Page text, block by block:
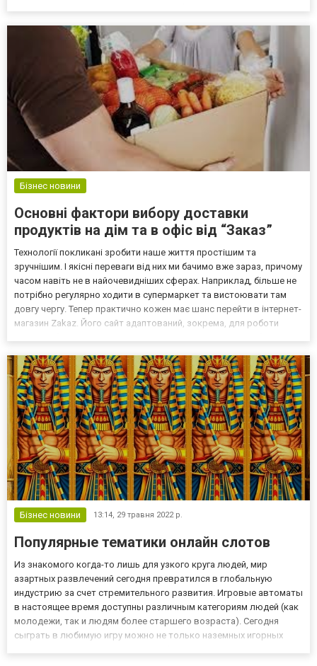
Бізнес новини
Основні фактори вибору доставки
продуктів на дім та в офіс від “Заказ”
Технології покликані зробити наше життя простішим та
зручнішим. І якісні переваги від них ми бачимо вже зараз, причому
часом навіть не в найочевидніших сферах. Наприклад, більше не
потрібно регулярно ходити в супермаркет та вистоювати там
довгу чергу. Тепер практично кожен має шанс перейти в інтернет-
магазин Zakaz. Його сайт адаптований, зокрема, для роботи
Бізнес новини 13:14, 29 травня 2022 р.
Популярные тематики онлайн слотов
Из знакомого когда-то лишь для узкого круга людей, мир
азартных развлечений сегодня превратился в глобальную
индустрию за счет стремительного развития. Игровые автоматы
в настоящее время доступны различным категориям людей (как
молодежи, так и людям более старшего возраста). Сегодня
сыграть в любимую игру можно не только наземных игорных